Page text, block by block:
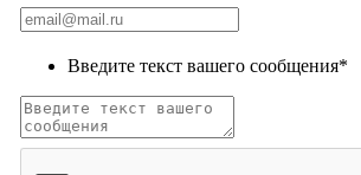
Введите текст вашего сообщения*